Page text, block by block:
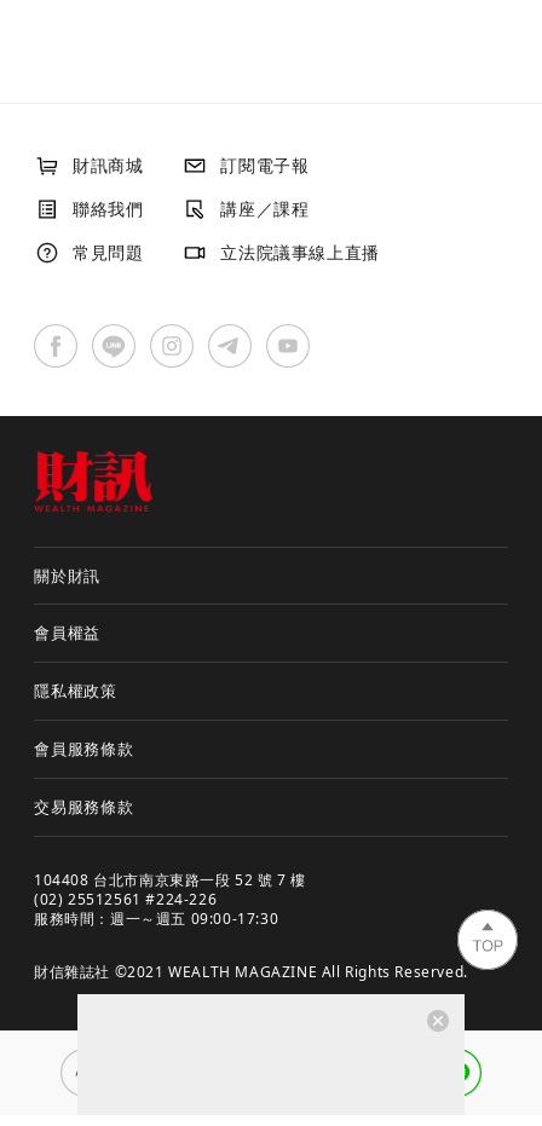
財訊商城
訂閱電子報
聯絡我們
講座／課程
常見問題
立法院議事線上直播
關於財訊
會員權益
隱私權政策
會員服務條款
交易服務條款
104408 台北市南京東路一段 52 號 7 樓
(02) 25512561 #224-226
服務時間：週一～週五 09:00-17:30
財信雜誌社 ©2021 WEALTH MAGAZINE All Rights Reserved.